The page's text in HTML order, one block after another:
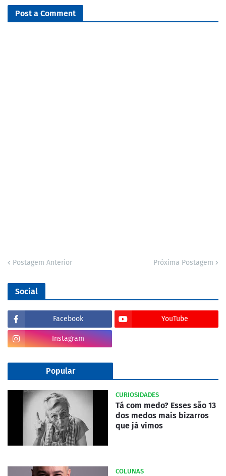
Post a Comment
Postagem Anterior Próxima Postagem
Social
Facebook YouTube
Instagram
Popular
CURIOSIDADES
Tá com medo? Esses são 13
dos medos mais bizarros
que já vimos
COLUNAS